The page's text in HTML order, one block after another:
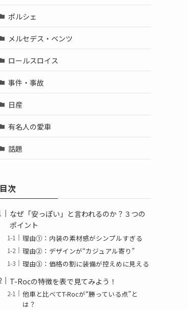
ポルシェ
メルセデス・ベンツ
ロールスロイス
事件・事故
日産
有名人の愛車
話題
目次
なぜ「安っぽい」と言われるのか？３つの
ポイント
理由①：内装の素材感がシンプルすぎる
理由②：デザインが“カジュアル寄り”
理由③：価格の割に装備が控えめに見える
T-Rocの特徴を表で見てみよう！
他車と比べてT-Rocが“勝っている点”と
は？